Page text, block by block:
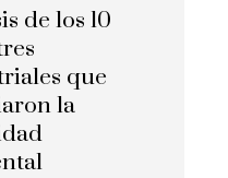
de los 10
que
la